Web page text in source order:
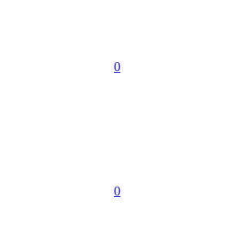
0
0